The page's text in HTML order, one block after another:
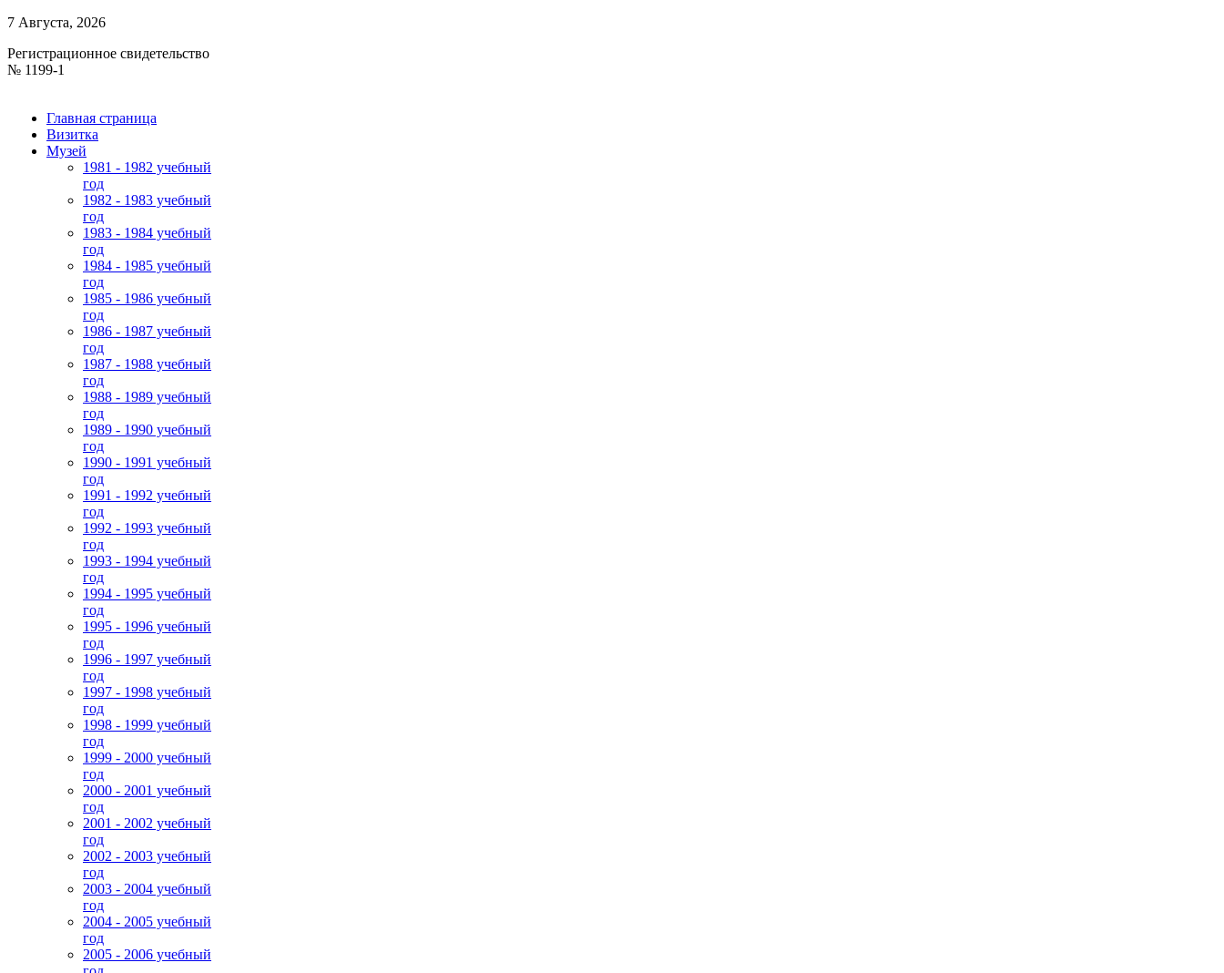
7 Августа, 2026
Регистрационное свидетельство
№ 1199-1
Главная страница
Визитка
Музей
1981 - 1982 учебный
год
1982 - 1983 учебный
год
1983 - 1984 учебный
год
1984 - 1985 учебный
год
1985 - 1986 учебный
год
1986 - 1987 учебный
год
1987 - 1988 учебный
год
1988 - 1989 учебный
год
1989 - 1990 учебный
год
1990 - 1991 учебный
год
1991 - 1992 учебный
год
1992 - 1993 учебный
год
1993 - 1994 учебный
год
1994 - 1995 учебный
год
1995 - 1996 учебный
год
1996 - 1997 учебный
год
1997 - 1998 учебный
год
1998 - 1999 учебный
год
1999 - 2000 учебный
год
2000 - 2001 учебный
год
2001 - 2002 учебный
год
2002 - 2003 учебный
год
2003 - 2004 учебный
год
2004 - 2005 учебный
год
2005 - 2006 учебный